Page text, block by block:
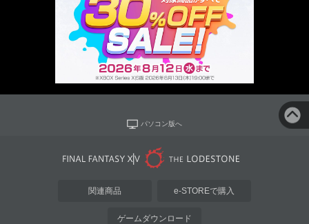
パソコン版へ
関連商品 e-STOREで購入
ゲームダウンロード